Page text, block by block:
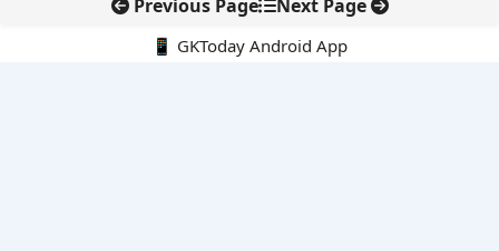
Previous Page Next Page
📱 GKToday Android App